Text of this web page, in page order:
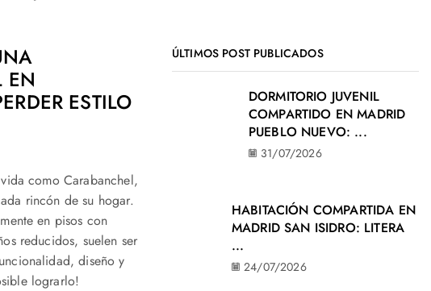
EN
ESTILO
como Carabanchel,
rincón de su hogar.
en pisos con
reducidos, suelen ser
diseño y
lograrlo!
ÚLTIMOS POST PUBLICADOS
DORMITORIO JUVENIL
COMPARTIDO EN MADRID
PUEBLO NUEVO: ...
31/07/2026
HABITACIÓN COMPARTIDA EN
MADRID SAN ISIDRO: LITERA
...
24/07/2026